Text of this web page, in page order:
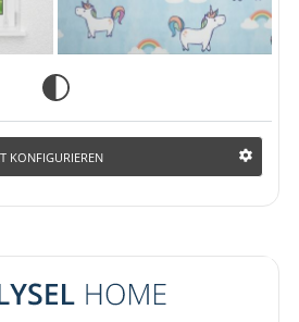
KONFIGURIEREN